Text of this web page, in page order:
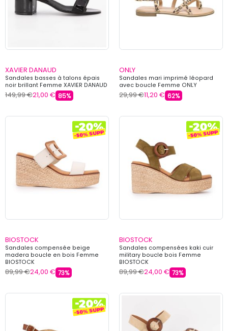
XAVIER DANAUD
Sandales basses à talons épais
noir brillant Femme XAVIER DANAUD
149,99 €21,00 € 85%
ONLY
Sandales mari imprimé léopard
avec boucle Femme ONLY
29,99 €11,20 € 62%
BIOSTOCK
Sandales compensée beige
madera boucle en bois Femme
BIOSTOCK
89,99 €24,00 € 73%
BIOSTOCK
Sandales compensées kaki cuir
military boucle bois Femme
BIOSTOCK
89,99 €24,00 € 73%